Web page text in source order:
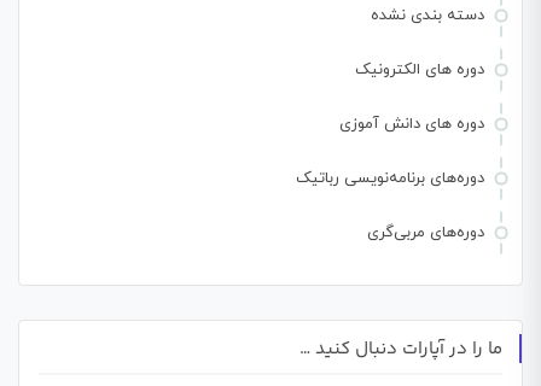
دسته بندی نشده
دوره های الکترونیک
دوره های دانش آموزی
دوره‌های برنامه‌نویسی رباتیک
دوره‌های مربی‌گری
ما را در آپارات دنبال کنید …